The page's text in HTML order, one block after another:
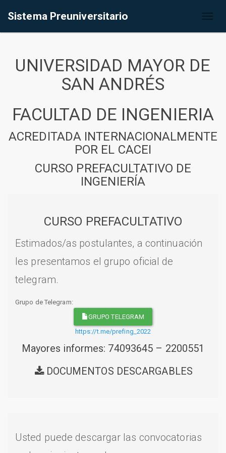
Sistema Preuniversitario
UNIVERSIDAD MAYOR DE
SAN ANDRÉS
FACULTAD DE INGENIERIA
ACREDITADA INTERNACIONALMENTE
POR EL CACEI
CURSO PREFACULTATIVO DE
INGENIERÍA
CURSO PREFACULTATIVO
Estimados/as postulantes, a continuación
les presentamos el grupo oficial de
telegram.
Grupo de Telegram:
GRUPO TELEGRAM
https://t.me/prefing_2022
Mayores informes: 74093645 – 2200551
DOCUMENTOS DESCARGABLES
Usted puede descargar las convocatorias